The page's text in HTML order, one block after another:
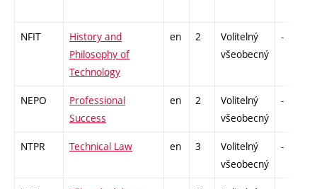
NFIT
History and
Philosophy of
Technology
en 2
Volitelný
všeobecný
-
NEPO
Professional
Success
en 2
Volitelný
všeobecný
-
NTPR Technical Law en 3
Volitelný
všeobecný
-